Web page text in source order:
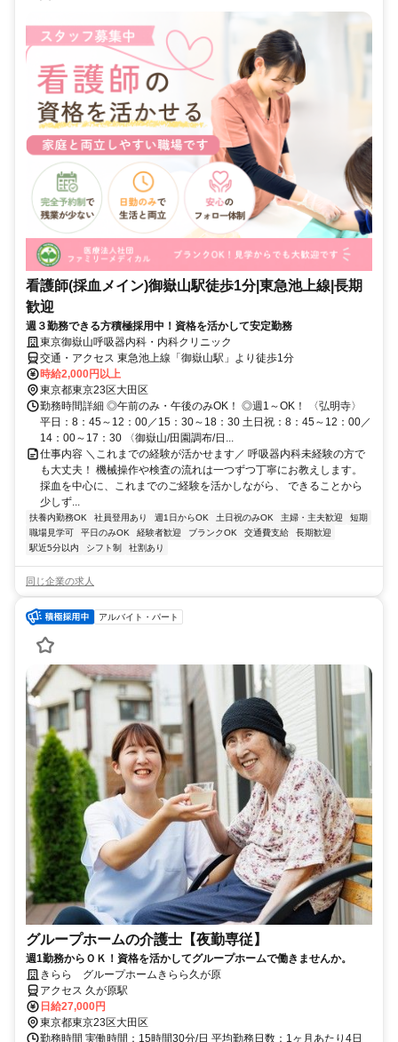
看護師(採血メイン)御嶽山駅徒歩1分|東急池上線|長期
歓迎
週３勤務できる方積極採用中！資格を活かして安定勤務
東京御嶽山呼吸器内科・内科クリニック
交通・アクセス 東急池上線「御嶽山駅」より徒歩1分
時給2,000円以上
東京都東京23区大田区
勤務時間詳細 ◎午前のみ・午後のみOK！ ◎週1～OK！ 〈弘明寺〉
平日：8：45～12：00／15：30～18：30 土日祝：8：45～12：00／
14：00～17：30 〈御嶽山/田園調布/日...
仕事内容 ＼これまでの経験が活かせます／ 呼吸器内科未経験の方で
も大丈夫！ 機械操作や検査の流れは一つずつ丁寧にお教えします。
採血を中心に、これまでのご経験を活かしながら、 できることから
少しず...
扶養内勤務OK 社員登用あり 週1日からOK 土日祝のみOK 主婦・主夫歓迎
短期
職場見学可
平日のみOK 経験者歓迎 ブランクOK 交通費支給
長期歓迎
駅近5分以内
シフト制 社割あり
同じ企業の求人
アルバイト・パート
グループホームの介護士【夜勤専従】
週1勤務からＯＫ！資格を活かしてグループホームで働きませんか。
きらら グループホームきらら久が原
アクセス 久が原駅
日給27,000円
東京都東京23区大田区
勤務時間 実働時間：15時間30分/日 平均勤務日数：1ヶ月あたり4日